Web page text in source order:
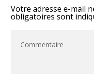
Votre adresse e-mail
obligatoires sont